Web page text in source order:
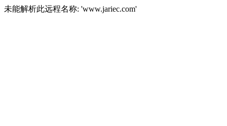
未能解析此远程名称: 'www.jariec.com'